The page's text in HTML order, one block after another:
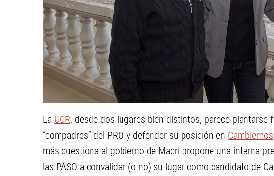
La UCR, desde dos lugares bien distintos, parece plantarse
“compadres” del PRO y defender su posición en Cambiemos
más cuestiona al gobierno de Macri propone una interna
las PASO a convalidar (o no) su lugar como candidato de